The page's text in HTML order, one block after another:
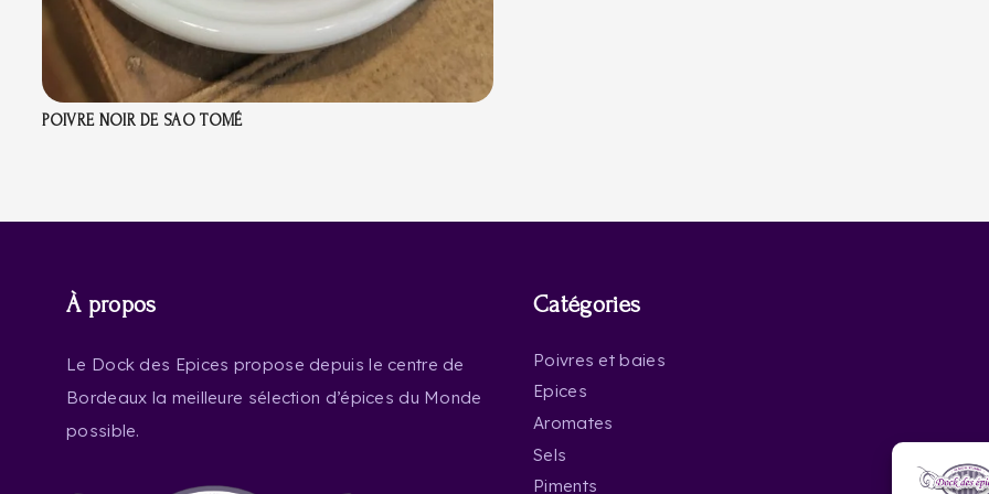
POIVRE NOIR DE SAO TOMÉ
À propos
Le Dock des Epices propose depuis le centre de
Bordeaux la meilleure sélection d’épices du Monde
possible.
Catégories
Poivres et baies
Epices
Aromates
Sels
Piments